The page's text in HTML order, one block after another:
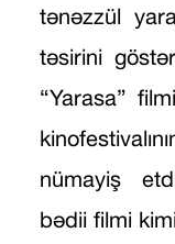
tənəzzül
təsirini
“Yarasa”
nümayiş
bədii filmi